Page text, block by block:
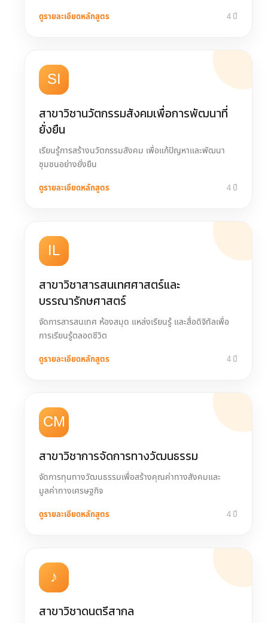
ดูรายละเอียดหลักสูตร 4 ปี
SI
สาขาวิชานวัตกรรมสังคมเพื่อการพัฒนาที่
ยั่งยืน
เรียนรู้การสร้างนวัตกรรมสังคม เพื่อแก้ปัญหาและพัฒนา
ชุมชนอย่างยั่งยืน
ดูรายละเอียดหลักสูตร 4 ปี
IL
สาขาวิชาสารสนเทศศาสตร์และ
บรรณารักษศาสตร์
จัดการสารสนเทศ ห้องสมุด แหล่งเรียนรู้ และสื่อดิจิทัลเพื่อ
การเรียนรู้ตลอดชีวิต
ดูรายละเอียดหลักสูตร 4 ปี
CM
สาขาวิชาการจัดการทางวัฒนธรรม
จัดการทุนทางวัฒนธรรมเพื่อสร้างคุณค่าทางสังคมและ
มูลค่าทางเศรษฐกิจ
ดูรายละเอียดหลักสูตร 4 ปี
♪
สาขาวิชาดนตรีสากล